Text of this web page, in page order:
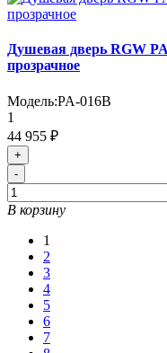
Душевая дверь RGW
прозрачное
Модель:PA-016B
1
44 955 ₽
+
-
В корзину
1
2
3
4
5
6
7